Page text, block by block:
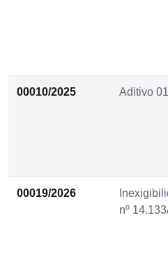
00010/2025 Aditivo
00019/2026
nº